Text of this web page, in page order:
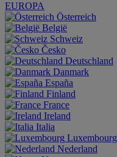
EUROPA
Österreich
België
Schweiz
Česko
Deutschland
Danmark
España
Finland
France
Ireland
Italia
Luxembourg
Nederland